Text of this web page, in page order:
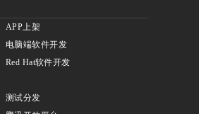
APP上架
电脑端软件开发
Red Hat软件开发
测试分发